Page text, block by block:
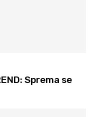
Sprema se